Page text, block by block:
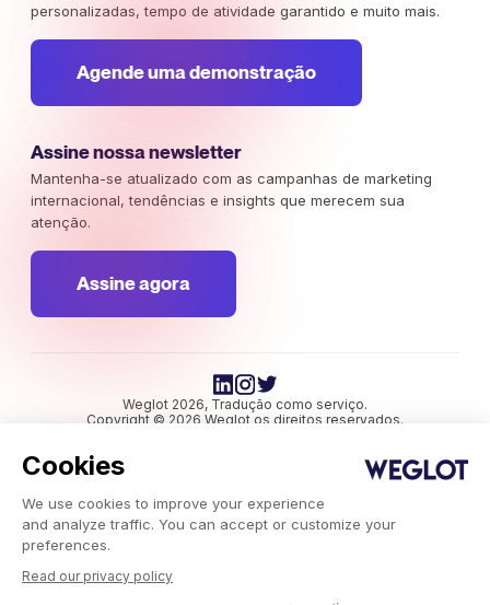
Cookies
We use cookies to improve your experience
and analyze traffic. You can accept or customize your
preferences.
Read our privacy policy
personalizadas, tempo de atividade garantido e muito mais.
Agende uma demonstração
Assine nossa newsletter
Mantenha-se atualizado com as campanhas de marketing
internacional, tendências e insights que merecem sua
atenção.
Assine agora
Weglot 2026, Tradução como serviço.
Copyright © 2026 Weglot os direitos reservados.